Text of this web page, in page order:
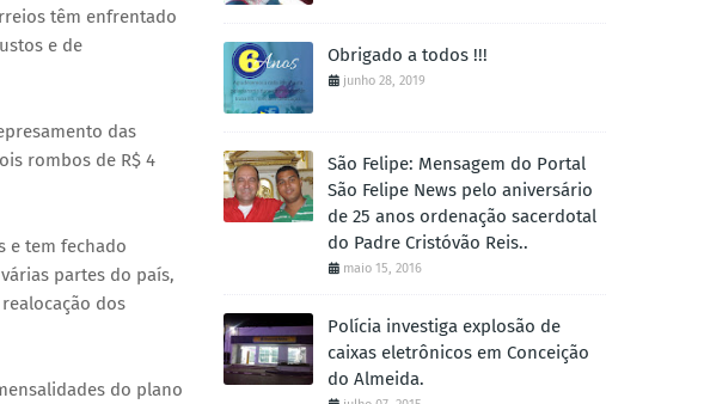
têm enfrentado
e de
das
rombos de R$ 4
e tem fechado
partes do país,
dos
do plano
Obrigado a todos !!!
junho 28, 2019
São Felipe: Mensagem do Portal
São Felipe News pelo aniversário
de 25 anos ordenação sacerdotal
do Padre Cristóvão Reis..
maio 15, 2016
Polícia investiga explosão de
caixas eletrônicos em Conceição
do Almeida.